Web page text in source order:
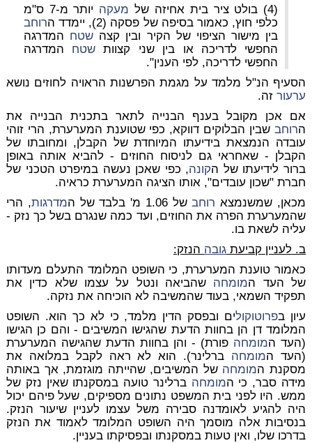
(4) בולט ציר בית אחיזה של מעקה
יותר מ-7 ס"מ
כלפי חוץ, כאמור בסיפה של פסקה (2), יימדד ה
רוחב
בין מישור הציפוי של הקיר ובין קצהשטח המדרגה
החפשי לדריכה או בין שני קצוות שטח המדרגה
החפשי לדריכה, לפי הענין".
הסעיף הנ"ל מלמד על מגמת הפרשנות הראויה לחוזים נושא
ערעורזה.
אם אכן מקובל בענף הבנייה לתאר בתכנית הבנייה את
הרוחבשבין הבלוקים דווקא, כפי שטוענת המערערת, הרי זוהי
עובדה הנמצאת בידיעתו המיוחדת של הקבלן, ומחובתו של
הקבלן - שאחראי גם לניסוח החוזים - להביא אותה באופן
ברור לידיעתו של הקונה, כפי שאכן נעשה במיפרט הטכני של
חברת "שכון עובדים", אותו הציגה המערערת כראיה.
מכאן, שמשנמצא רוחבשל 1.06 מ' בלבד של ה מדרגות, הרי
שהמערערת הפרה את החוזים, ועד כמה שנגרם בשל כך נזק -
עליה לשאת בו.
ב. לעניין קביעת גובה הנזק:
כאמור טוענת המערערת, כי השופט המלומד התעלם מעדותו
של העד המומחה שהביאה ונטל על עצמו שלא כדין את
תפקיד השמאי, בעוד שהמשיבה לא הוכיחה את נזקה.
עיון בפרוטוקולים ובפסק הדין מלמד, כי לא כך הוא. השופט
המלומד דן הן בחוות הדעת שהגישו המשיבים - והם כן הגישו
(העד המומחה פורת) - והן בחוות הדעת שהגישה המערערת
(העד המומחה ברלינר). הוא לא ראה לקבל במלואה את
מסקנת המומחה של המשיבים, שהייתה מוגזמת, אך באותה
מידה סבר, כי המומחה ברלינר טועה במסקנתו שאין נזק של
ממש. היו לפני בית המשפט נתונים מספיקים, שעל פיהם יכול
היה להגיע לאומדנה סבירה משל עצמו לעניין שיעור הנזק.
בנסיבות אלה מוסמך היה השופט המלומד לאמוד את הנזק
בדרכו שלו, ואין טעות במסקנתו ובפסיקתו בעניין.